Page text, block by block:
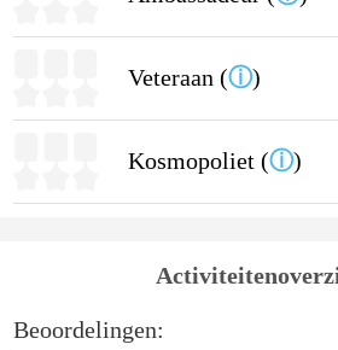
Veteraan (ⓘ)
Kosmopoliet (ⓘ)
Beoordelingen: